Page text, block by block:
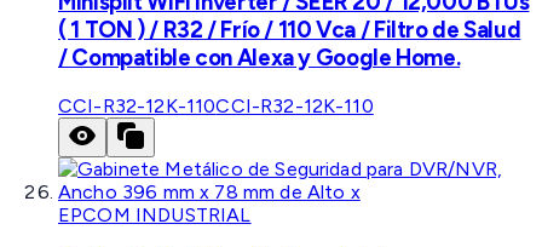
( 1 TON ) / R32 / Frío / 110 Vca / Filtro de Salud
/ Compatible con Alexa y Google Home.
CCI-R32-12K-110CCI-R32-12K-110
EPCOM INDUSTRIAL